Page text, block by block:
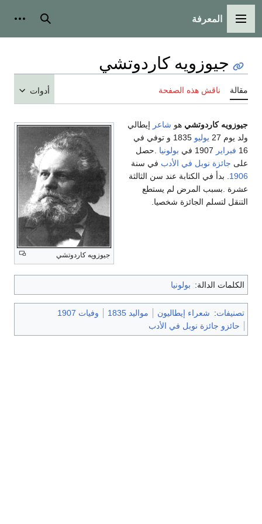
القائمة الرئيسية
المعرفة بحث
جيوزويه كاردوتشي
مقالة ناقش هذه الصفحة أدوات
جيوزويه كاردوتشي
جيوزويه كاردوتشي هو شاعر إيطالي
ولد يوم 27
يوليو
1835 و توفي في
16 فبراير بولونيا .حصل
على جائزة نوبل في الأدب في سنة
1906 . بدأ في الكتابة عند سن الثالثة
عشرة .بسبب المرض لم يستطع
التنقل لتسلم الجائزة شخصيا.
الكلمات الدالة: بولونيا
تصنيفات: شعراء إيطاليون مواليد 1835
وفيات 1907
حائزو جائزة نوبل في الأدب